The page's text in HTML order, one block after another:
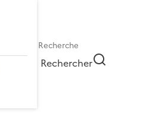
Rechercher